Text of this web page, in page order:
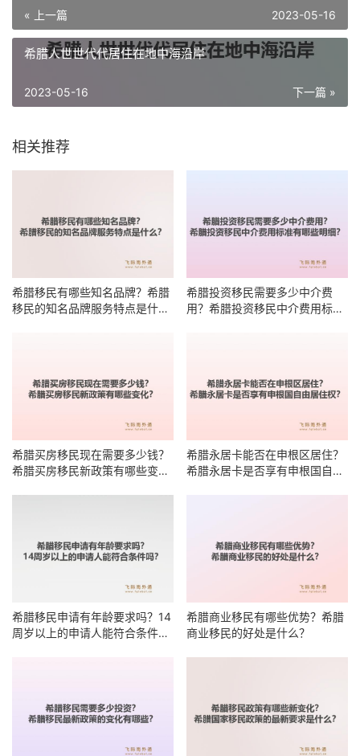
« 上一篇 2023-05-16
希腊人世世代代居住在地中海沿岸
下一篇 »
2023-05-16
相关推荐
希腊移民有哪些知名品牌？希腊
移民的知名品牌服务特点是什
希腊投资移民需要多少中介费
用？希腊投资移民中介费用标准
希腊买房移民现在需要多少钱？
希腊买房移民新政策有哪些变
希腊永居卡能否在申根区居住？
希腊永居卡是否享有申根国自由
希腊移民申请有年龄要求吗？14
周岁以上的申请人能符合条件
希腊商业移民有哪些优势？希腊
商业移民的好处是什么？